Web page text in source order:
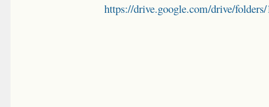
https://drive.google.com/drive/